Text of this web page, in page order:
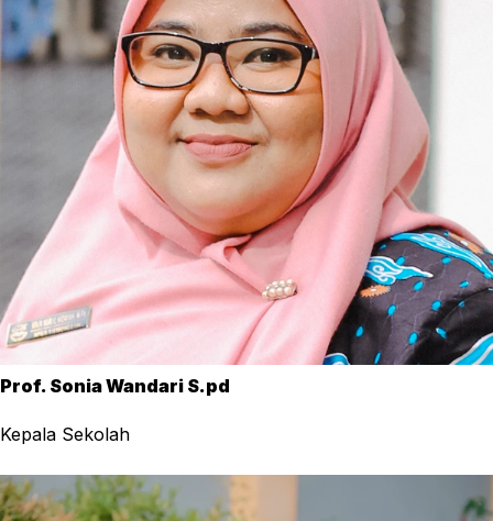
Prof. Sonia Wandari S.pd
Kepala Sekolah